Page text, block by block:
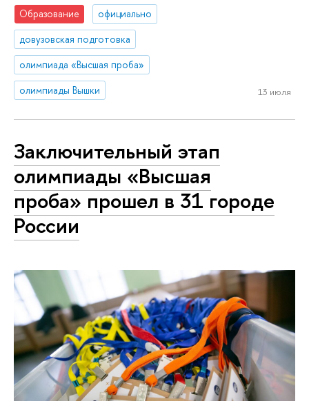
Образование
официально
довузовская подготовка
олимпиада «Высшая проба»
олимпиады Вышки
13 июля
Заключительный этап
олимпиады «Высшая
проба» прошел в 31 городе
России